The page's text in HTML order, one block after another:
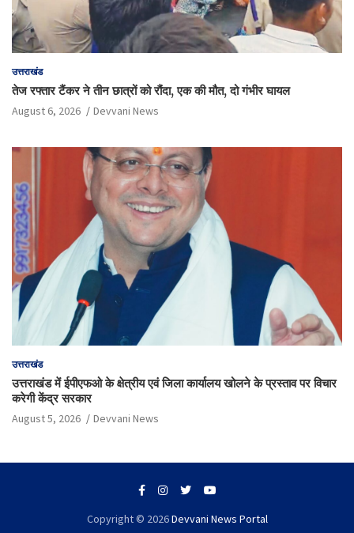
उत्तराखंड
तेज रफ्तार टैंकर ने तीन छात्रों को रौंदा, एक की मौत, दो गंभीर घायल
August 6, 2026 Devvani News
उत्तराखंड
उत्तराखंड में ईपीएफओ के क्षेत्रीय एवं जिला कार्यालय खोलने के प्रस्ताव पर विचार
करेगी केंद्र सरकार
August 5, 2026 Devvani News
Copyright © 2026Devvani News Portal